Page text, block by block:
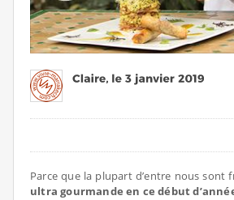
Parce que la plupart d’entre nous sont
ultra gourmande en ce début